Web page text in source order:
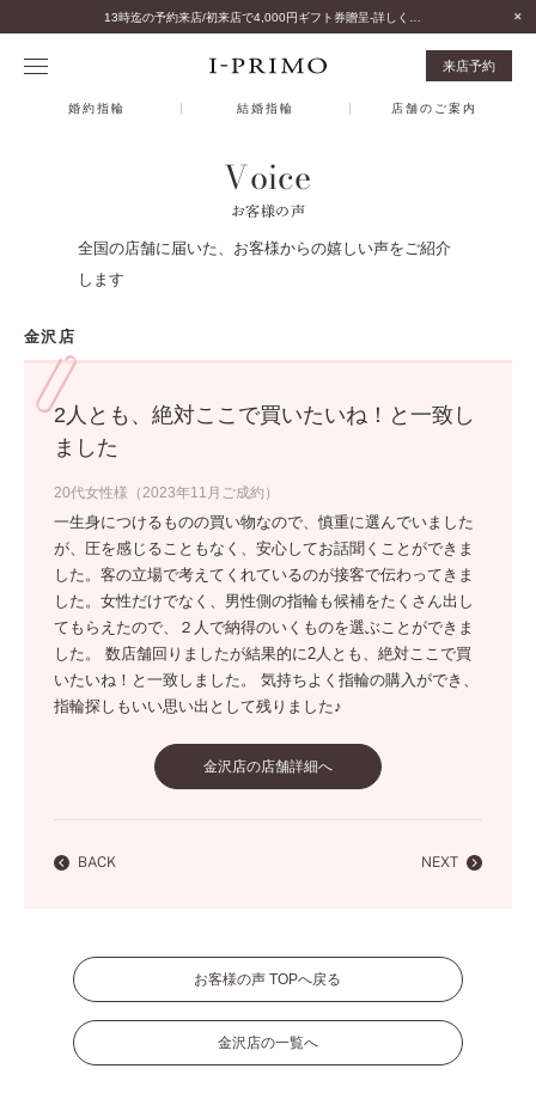
来店予約
婚約指輪 結婚指輪 店舗のご案内
Voice
お客様の声
全国の店舗に届いた、お客様からの嬉しい声をご紹介
します
金沢店
2人とも、絶対ここで買いたいね！と一致し
ました
20代女性様（2023年11月ご成約）
一生身につけるものの買い物なので、慎重に選んでいました
が、圧を感じることもなく、安心してお話聞くことができま
した。客の立場で考えてくれているのが接客で伝わってきま
した。女性だけでなく、男性側の指輪も候補をたくさん出し
てもらえたので、２人で納得のいくものを選ぶことができま
した。 数店舗回りましたが結果的に2人とも、絶対ここで買
いたいね！と一致しました。 気持ちよく指輪の購入ができ、
指輪探しもいい思い出として残りました♪
金沢店の店舗詳細へ
BACK NEXT
お客様の声 TOPへ戻る
金沢店の一覧へ